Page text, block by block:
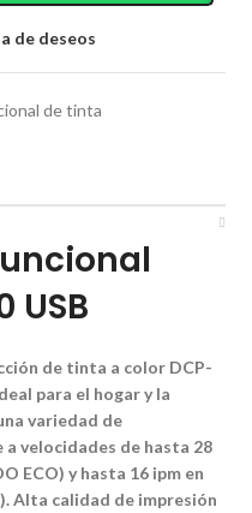
de deseos
de tinta
USB
de tinta a color DCP-
para el hogar y la
variedad de
velocidades de hasta 28
ECO) y hasta 16 ipm en
Alta calidad de impresión